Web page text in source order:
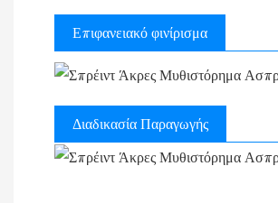
Επιφανειακό φινίρισμα
Διαδικασία Παραγωγής